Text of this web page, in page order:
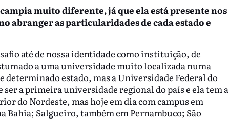
muito diferente, já que ela está presente nos
abranger as particularidades de cada estado e
até de nossa identidade como instituição, de
a uma universidade muito localizada numa
estado, mas a Universidade Federal do
ser a primeira universidade regional do país e ela tem a
do Nordeste, mas hoje em dia com campus em
Bahia; Salgueiro, também em Pernambuco; São